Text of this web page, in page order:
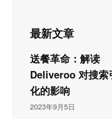
最新文章
送餐革命：解读
Deliveroo 对搜索
化的影响
2023年9月5日